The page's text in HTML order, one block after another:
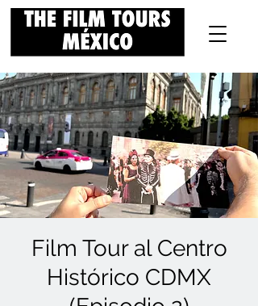
Film Tour al Centro
Histórico CDMX